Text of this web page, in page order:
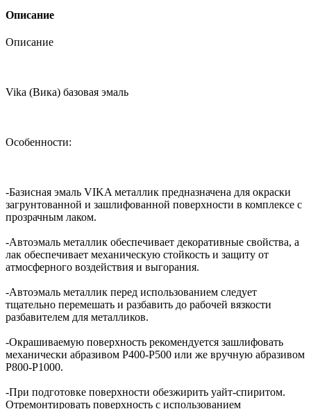
Описание
Описание
Vika (Вика) базовая эмаль
Особенности:
-Базисная эмаль VIKA металлик предназначена для окраски
загрунтованной и зашлифованной поверхности в комплексе с
прозрачным лаком.
-Автоэмаль металлик обеспечивает декоративные свойства, а
лак обеспечивает механическую стойкость и защиту от
атмосферного воздействия и выгорания.
-Автоэмаль металлик перед использованием следует
тщательно перемешать и разбавить до рабочей вязкости
разбавителем для металликов.
-Окрашиваемую поверхность рекомендуется зашлифовать
механически абразивом Р400-Р500 или же вручную абразивом
Р800-Р1000.
-При подготовке поверхности обезжирить уайт-спиритом.
Отремонтировать поверхность с использованием